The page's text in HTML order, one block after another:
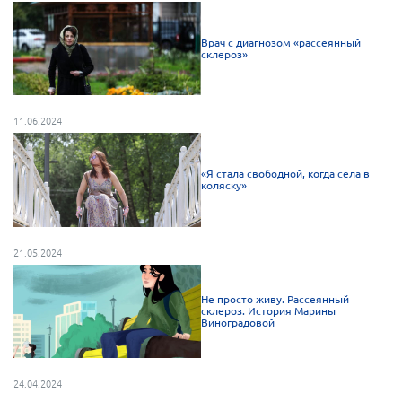
Врач с диагнозом «рассеянный
склероз»
11.06.2024
«Я стала свободной, когда села в
коляску»
21.05.2024
Не просто живу. Рассеянный
склероз. История Марины
Виноградовой
24.04.2024